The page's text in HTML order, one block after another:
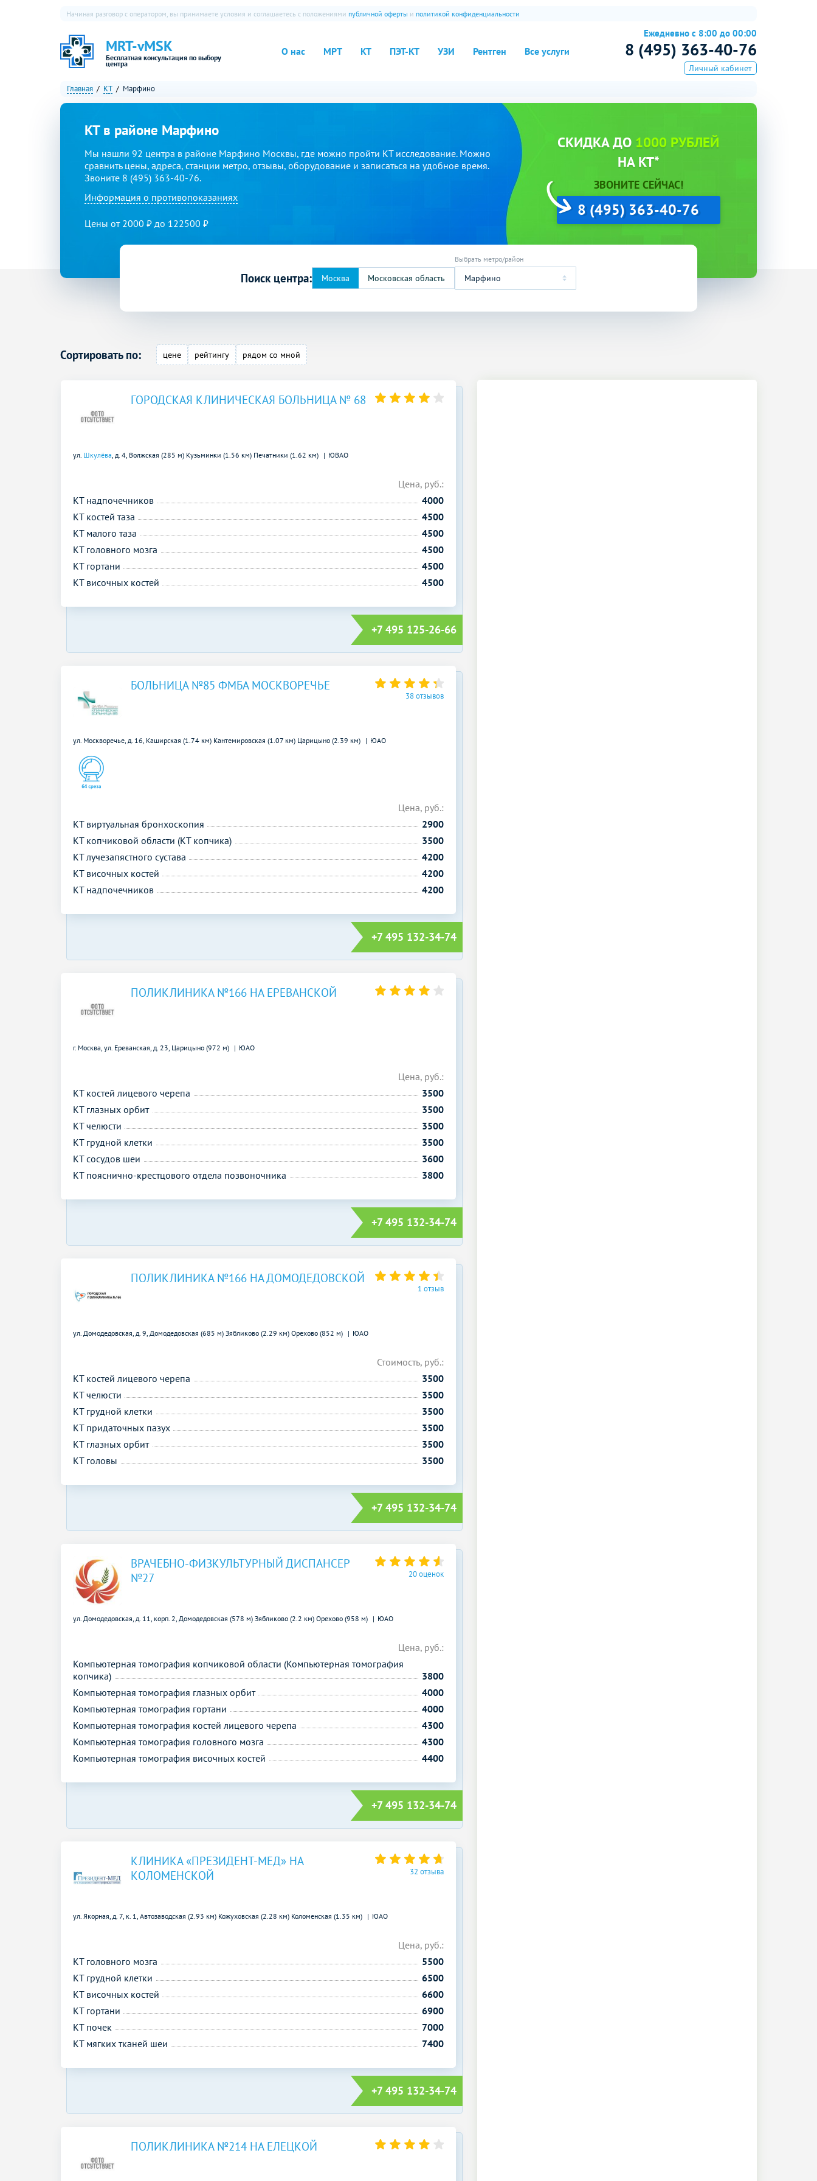
MRT-vMSK
Бесплатная консультация по выбору
центра
О нас МРТ КТ ПЭТ-КТ УЗИ Рентген Все услуги
Начиная разговор с оператором, вы принимаете условия и соглашаетесь с положениями публичной оферты и политикой конфиденциальности
Ежедневно с 8:00 до 00:00
8 (495) 363-40-76
Личный кабинет
Главная КТ Марфино
КТ в районе Марфино
Мы нашли 92 центра в районе Марфино Москвы, где можно пройти КТ исследование. Можно
сравнить цены, адреса, станции метро, отзывы, оборудование и записаться на удобное время.
Звоните 8 (495) 363-40-76.
Информация о противопоказаниях
Цены от 2000 ₽ до 122500 ₽
СКИДКА ДО 1000 РУБЛЕЙ
НА КТ*
ЗВОНИТЕ СЕЙЧАС!
8 (495) 363-40-76
Поиск центра: Марфино
Сортировать по: цене рейтингу рядом со мной
ГОРОДСКАЯ КЛИНИЧЕСКАЯ БОЛЬНИЦА № 68
ул. Шкулёва , д. 4, Волжская (285 м) Кузьминки (1.56 км) Печатники (1.62 км) ЮВАО
Цена, руб.:
КТ надпочечников
4000
КТ костей таза
4500
КТ малого таза
4500
КТ головного мозга
4500
КТ гортани
4500
КТ височных костей
4500
+7 495 125-26-66
БОЛЬНИЦА №85 ФМБА МОСКВОРЕЧЬЕ
38 отзывов
ул. Москворечье, д. 16, Каширская (1.74 км) Кантемировская (1.07 км) Царицыно (2.39 км) ЮАО
Цена, руб.:
КТ виртуальная бронхоскопия
2900
КТ копчиковой области (КТ копчика)
3500
КТ лучезапястного сустава
4200
КТ височных костей
4200
КТ надпочечников
4200
+7 495 132-34-74
ПОЛИКЛИНИКА №166 НА ЕРЕВАНСКОЙ
г. Москва, ул. Ереванская, д. 23, Царицыно (972 м) ЮАО
Цена, руб.:
КТ костей лицевого черепа
3500
КТ глазных орбит
3500
КТ челюсти
3500
КТ грудной клетки
3500
КТ сосудов шеи
3600
КТ пояснично-крестцового отдела позвоночника
3800
+7 495 132-34-74
ПОЛИКЛИНИКА №166 НА ДОМОДЕДОВСКОЙ
1 отзыв
ул. Домодедовская, д. 9, Домодедовская (685 м) Зябликово (2.29 км) Орехово (852 м) ЮАО
Стоимость, руб.:
КТ костей лицевого черепа
3500
КТ челюсти
3500
КТ грудной клетки
3500
КТ придаточных пазух
3500
КТ глазных орбит
3500
КТ головы
3500
+7 495 132-34-74
ВРАЧЕБНО-ФИЗКУЛЬТУРНЫЙ ДИСПАНСЕР
№27
20 оценок
ул. Домодедовская, д. 11, корп. 2, Домодедовская (578 м) Зябликово (2.2 км) Орехово (958 м) ЮАО
Цена, руб.:
Компьютерная томография копчиковой области (Компьютерная томография
копчика)
3800
Компьютерная томография глазных орбит
4000
Компьютерная томография гортани
4000
Компьютерная томография костей лицевого черепа
4300
Компьютерная томография головного мозга
4300
Компьютерная томография височных костей
4400
+7 495 132-34-74
КЛИНИКА «ПРЕЗИДЕНТ-МЕД» НА
КОЛОМЕНСКОЙ
32 отзыва
ул. Якорная, д. 7, к. 1, Автозаводская (2.93 км) Кожуховская (2.28 км) Коломенская (1.35 км) ЮАО
Цена, руб.:
КТ головного мозга
5500
КТ грудной клетки
6500
КТ височных костей
6600
КТ гортани
6900
КТ почек
7000
КТ мягких тканей шеи
7400
+7 495 132-34-74
ПОЛИКЛИНИКА №214 НА ЕЛЕЦКОЙ